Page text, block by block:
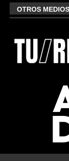
OTROS